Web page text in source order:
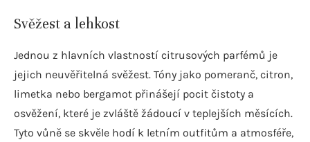
Svěžest a lehkost
Jednou z hlavních vlastností citrusových parfémů je
jejich neuvěřitelná svěžest. Tóny jako pomeranč, citron,
limetka nebo bergamot přinášejí pocit čistoty a
osvěžení, které je zvláště žádoucí v teplejších měsících.
Tyto vůně se skvěle hodí k letním outfitům a atmosféře,